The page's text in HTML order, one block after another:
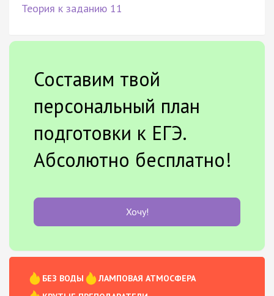
Теория к заданию 11
Составим твой
персональный план
подготовки к ЕГЭ.
Абсолютно бесплатно!
Хочу!
БЕЗ ВОДЫ
ЛАМПОВАЯ АТМОСФЕРА